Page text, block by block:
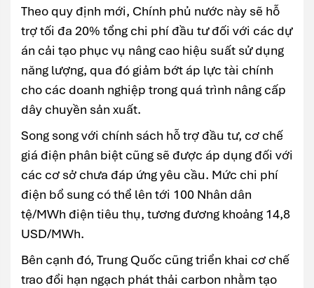
Theo quy định mới, Chính phủ nước này sẽ hỗ
trợ tối đa 20% tổng chi phí đầu tư đối với các dự
án cải tạo phục vụ nâng cao hiệu suất sử dụng
năng lượng, qua đó giảm bớt áp lực tài chính
cho các doanh nghiệp trong quá trình nâng cấp
dây chuyền sản xuất.
Song song với chính sách hỗ trợ đầu tư, cơ chế
giá điện phân biệt cũng sẽ được áp dụng đối với
các cơ sở chưa đáp ứng yêu cầu. Mức chi phí
điện bổ sung có thể lên tới 100 Nhân dân
tệ/MWh điện tiêu thụ, tương đương khoảng 14,8
USD/MWh.
Bên cạnh đó, Trung Quốc cũng triển khai cơ chế
trao đổi hạn ngạch phát thải carbon nhằm tạo